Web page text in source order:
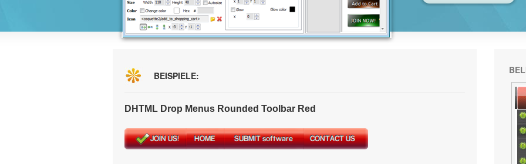
BEISPIELE:
DHTML Drop Menus Rounded Toolbar Red